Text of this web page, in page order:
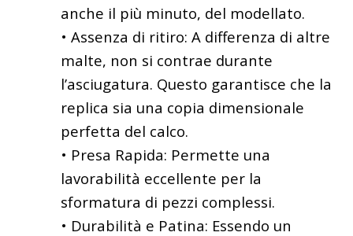
anche il più minuto, del modellato.
• Assenza di ritiro: A differenza di altre
malte, non si contrae durante
l’asciugatura. Questo garantisce che la
replica sia una copia dimensionale
perfetta del calco.
• Presa Rapida: Permette una
lavorabilità eccellente per la
sformatura di pezzi complessi.
• Durabilità e Patina: Essendo un